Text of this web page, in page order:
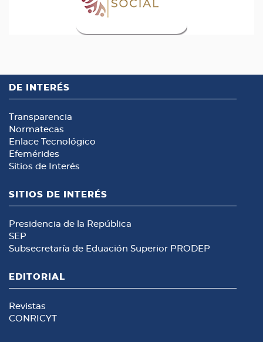
DE INTERÉS
Transparencia
Normatecas
Enlace Tecnológico
Efemérides
Sitios de Interés
SITIOS DE INTERÉS
Presidencia de la República
SEP
Subsecretaría de Eduación Superior PRODEP
EDITORIAL
Revistas
CONRICYT